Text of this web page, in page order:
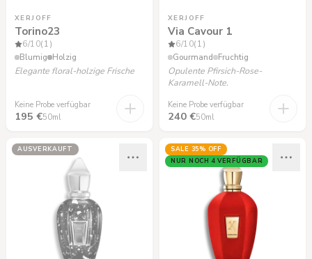
XERJOFF
Torino23
6/10(1)
Blumig Holzig
Elegante floral-holzige Frische
Keine Probe verfügbar
195 €50ml
XERJOFF
Via Cavour 1
6/10(1)
Gourmand Fruchtig
Opulente Pfirsich-Rose-
Karamell-Note.
Keine Probe verfügbar
240 €50ml
AUSVERKAUFT SALE 35% OFF
NUR NOCH 4 VERFÜGBAR